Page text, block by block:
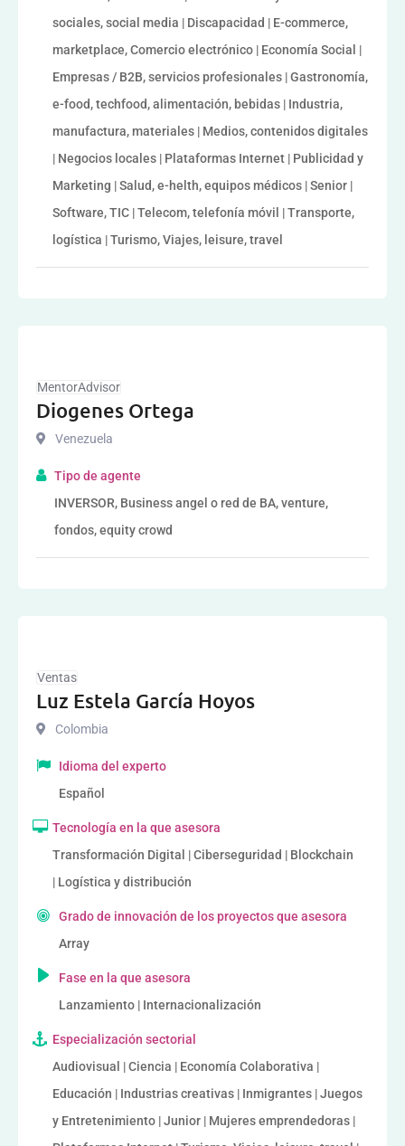
sociales, social media | Discapacidad | E-commerce,
marketplace, Comercio electrónico | Economía Social |
Empresas / B2B, servicios profesionales | Gastronomía,
e-food, techfood, alimentación, bebidas | Industria,
manufactura, materiales | Medios, contenidos digitales
| Negocios locales | Plataformas Internet | Publicidad y
Marketing | Salud, e-helth, equipos médicos | Senior |
Software, TIC | Telecom, telefonía móvil | Transporte,
logística | Turismo, Viajes, leisure, travel
MentorAdvisor
Diogenes Ortega
Venezuela
Tipo de agente
INVERSOR, Business angel o red de BA, venture,
fondos, equity crowd
Ventas
Luz Estela García Hoyos
Colombia
Idioma del experto
Español
Tecnología en la que asesora
Transformación Digital | Ciberseguridad | Blockchain
| Logística y distribución
Grado de innovación de los proyectos que asesora
Array
Fase en la que asesora
Lanzamiento | Internacionalización
Especialización sectorial
Audiovisual | Ciencia | Economía Colaborativa |
Educación | Industrias creativas | Inmigrantes | Juegos
y Entretenimiento | Junior | Mujeres emprendedoras |